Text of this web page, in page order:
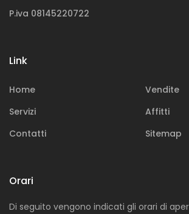
particolare?
P.iva 08145220722
Link
Home
Servizi
Contatti
Vendite
Affitti
Sitemap
Orari
Di seguito vengono indicati gli orari di